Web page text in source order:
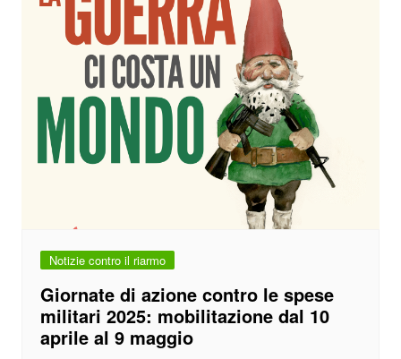
Notizie contro il riarmo
Giornate di azione contro le spese
militari 2025: mobilitazione dal 10
aprile al 9 maggio